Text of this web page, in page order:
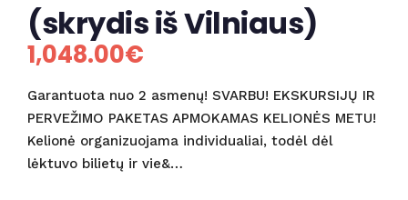
(skrydis iš Vilniaus)
1,048.00€
Garantuota nuo 2 asmenų! SVARBU! EKSKURSIJŲ IR
PERVEŽIMO PAKETAS APMOKAMAS KELIONĖS METU!
Kelionė organizuojama individualiai, todėl dėl
lėktuvo bilietų ir vie&…